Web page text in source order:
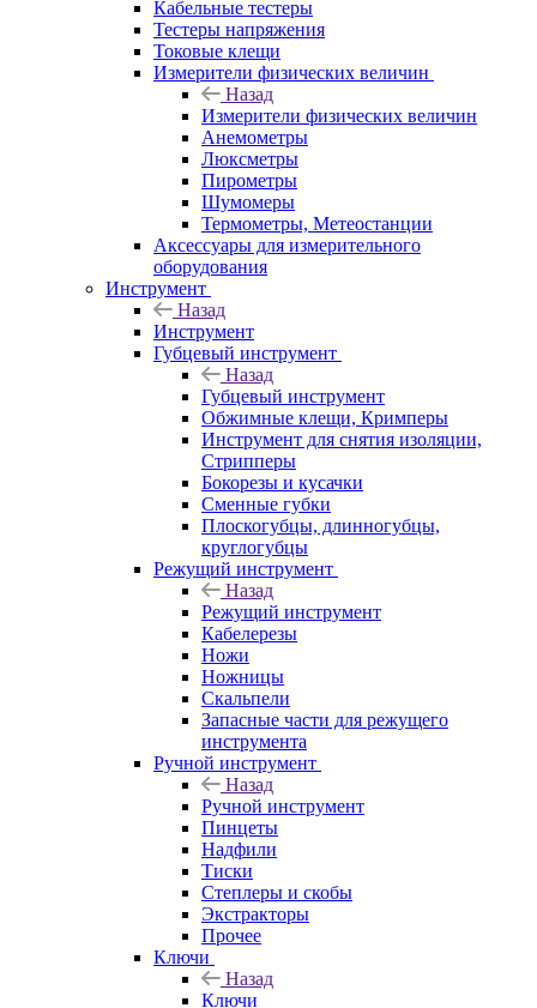
Кабельные тестеры
Тестеры напряжения
Токовые клещи
Измерители физических величин
Назад
Измерители физических величин
Анемометры
Люксметры
Пирометры
Шумомеры
Термометры, Метеостанции
Аксессуары для измерительного
оборудования
Инструмент
Назад
Инструмент
Губцевый инструмент
Назад
Губцевый инструмент
Обжимные клещи, Кримперы
Инструмент для снятия изоляции,
Стрипперы
Бокорезы и кусачки
Сменные губки
Плоскогубцы, длинногубцы,
круглогубцы
Режущий инструмент
Назад
Режущий инструмент
Кабелерезы
Ножи
Ножницы
Скальпели
Запасные части для режущего
инструмента
Ручной инструмент
Назад
Ручной инструмент
Пинцеты
Надфили
Тиски
Степлеры и скобы
Экстракторы
Прочее
Ключи
Назад
Ключи